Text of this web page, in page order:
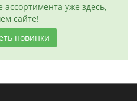
уже здесь,
сайте!
новинки